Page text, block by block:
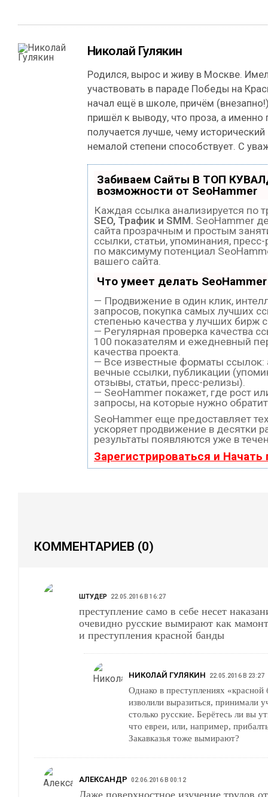
Николай Гулякин
Родился, вырос и живу в Москве.
участвовать в параде Победы на
начал ещё в школе, причём
пришёл к выводу, что проза, а именно
получается лучше, чему
немалой степени способствует. С
Забиваем Сайты В ТОП
возможности от SeoHammer
Каждая ссылка анализируется по
SEO, Трафик и SMM. SeoHammer
сайта прозрачным и простым
ссылки, статьи, упоминания,
по максимуму потенциал
вашего сайта.
Что умеет делать SeoHammer
— Продвижение в один клик,
запросов, покупка самых лучших
степенью качества у лучших бирж
— Регулярная проверка качества
100 показателям и ежедневный
качества проекта.
— Все известные форматы ссылок:
вечные ссылки, публикации
отзывы, статьи, пресс-релизы).
— SeoHammer покажет, где рост
запросы, на которые нужно
SeoHammer еще предоставляет
ускоряет продвижение в десятки
результаты появляются уже в
Зарегистрироваться и
КОММЕНТАРИЕВ (0)
ШТУДЕР 22.05.2016 В 16:27
преступление само в себе несет наказание так что все
очевидно русские вымирают как мамонты за богоборчество
и преступления красной банды
НИКОЛАЙ ГУЛЯКИН 22.05.2016 В 23:27
Однако в преступлениях
изволили выразиться, принимали
столько русские. Берётесь ли вы
что евреи, или, например,
Закавказья тоже вымирают?
АЛЕКСАНДР 02.06.2016 В 00:12
Даже поверхностное изучение трудов